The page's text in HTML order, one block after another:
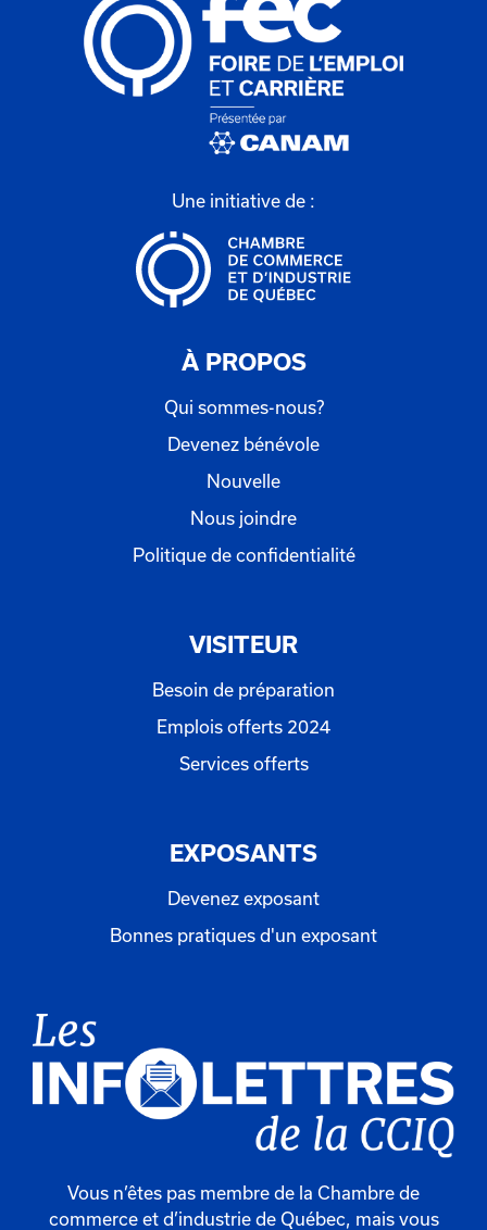
Une initiative de :
À PROPOS
Qui sommes-nous?
Devenez bénévole
Nouvelle
Nous joindre
Politique de confidentialité
VISITEUR
Besoin de préparation
Emplois offerts 2024
Services offerts
EXPOSANTS
Devenez exposant
Bonnes pratiques d'un exposant
Vous n’êtes pas membre de la Chambre de
commerce et d’industrie de Québec, mais vous